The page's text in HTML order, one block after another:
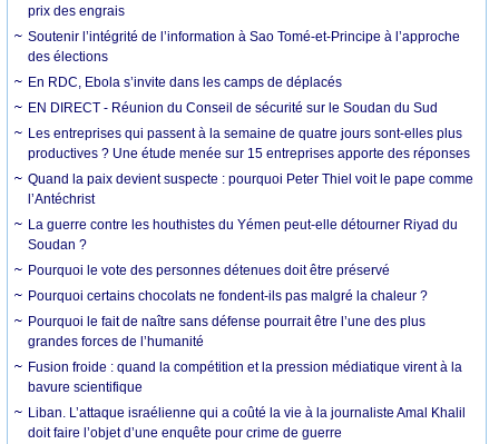
prix des engrais
Soutenir l’intégrité de l’information à Sao Tomé-et-Principe à l’approche
des élections
En RDC, Ebola s’invite dans les camps de déplacés
EN DIRECT - Réunion du Conseil de sécurité sur le Soudan du Sud
Les entreprises qui passent à la semaine de quatre jours sont-elles plus
productives ? Une étude menée sur 15 entreprises apporte des réponses
Quand la paix devient suspecte : pourquoi Peter Thiel voit le pape comme
l’Antéchrist
La guerre contre les houthistes du Yémen peut-elle détourner Riyad du
Soudan ?
Pourquoi le vote des personnes détenues doit être préservé
Pourquoi certains chocolats ne fondent-ils pas malgré la chaleur ?
Pourquoi le fait de naître sans défense pourrait être l’une des plus
grandes forces de l’humanité
Fusion froide : quand la compétition et la pression médiatique virent à la
bavure scientifique
Liban. L’attaque israélienne qui a coûté la vie à la journaliste Amal Khalil
doit faire l’objet d’une enquête pour crime de guerre